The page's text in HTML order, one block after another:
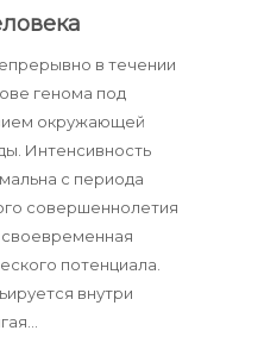
в течении
генома под
окружающей
Интенсивность
с периода
совершеннолетия
своевременная
потенциала.
внутри